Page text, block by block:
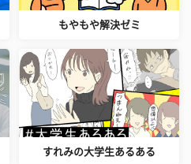
もやもや解決ゼミ
すれみの大学生あるある